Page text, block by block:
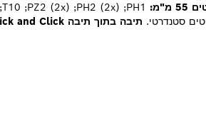
מ"מ:
סטנדרטי. תיבה בתוך תיבה Pick and Click: